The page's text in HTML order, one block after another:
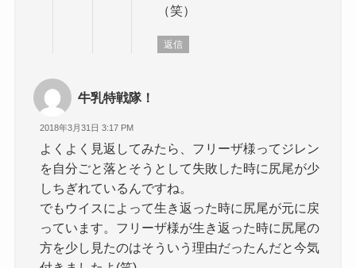
（笑）
返信
牛乳特戦隊！
2018年3月31日 3:17 PM
よくよく見返してみたら、フリーザ様ってジレン
を自分ごと落とそうとして失敗した時に尻尾が少
しちぎれているんですね。
でもウイスによって生き返った時に尻尾が元に戻
っています。フリーザ様が生き返った時に尻尾の
方を少し見たのはそういう理由だったんだと今気